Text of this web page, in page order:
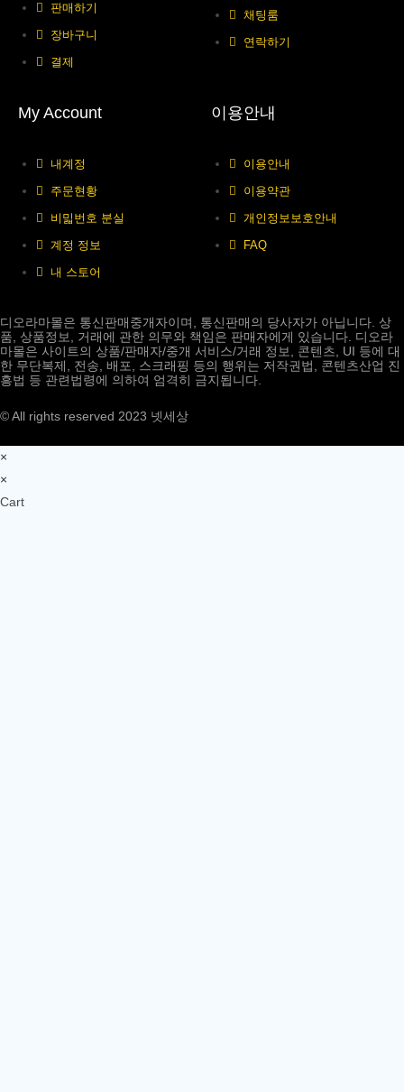
판매하기
장바구니
결제
채팅룸
연락하기
My Account
내계정
주문현황
비밃번호 분실
계정 정보
내 스토어
이용안내
이용안내
이용약관
개인정보보호안내
FAQ
디오라마몰은 통신판매중개자이며, 통신판매의 당사자가 아닙니다. 상
품, 상품정보, 거래에 관한 의무와 책임은 판매자에게 있습니다. 디오라
마몰은 사이트의 상품/판매자/중개 서비스/거래 정보, 콘텐츠, UI 등에 대
한 무단복제, 전송, 배포, 스크래핑 등의 행위는 저작권법, 콘텐츠산업 진
흥법 등 관련법령에 의하여 엄격히 금지됩니다.
© All rights reserved 2023 넷세상
×
×
Cart